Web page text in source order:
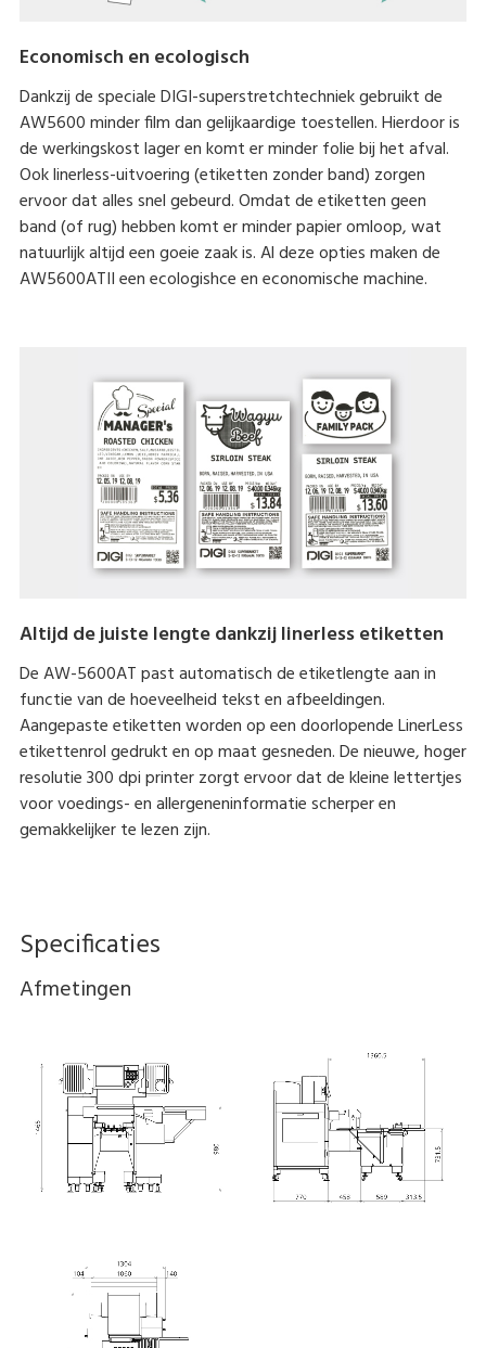
Economisch en ecologisch
Dankzij de speciale DIGI-superstretchtechniek gebruikt de
AW5600 minder film dan gelijkaardige toestellen. Hierdoor is
de werkingskost lager en komt er minder folie bij het afval.
Ook linerless-uitvoering (etiketten zonder band) zorgen
ervoor dat alles snel gebeurd. Omdat de etiketten geen
band (of rug) hebben komt er minder papier omloop, wat
natuurlijk altijd een goeie zaak is. Al deze opties maken de
AW5600ATII een ecologishce en economische machine.
Altijd de juiste lengte dankzij linerless etiketten
De AW-5600AT past automatisch de etiketlengte aan in
functie van de hoeveelheid tekst en afbeeldingen.
Aangepaste etiketten worden op een doorlopende LinerLess
etikettenrol gedrukt en op maat gesneden. De nieuwe, hoger
resolutie 300 dpi printer zorgt ervoor dat de kleine lettertjes
voor voedings- en allergeneninformatie scherper en
gemakkelijker te lezen zijn.
Specificaties
Afmetingen